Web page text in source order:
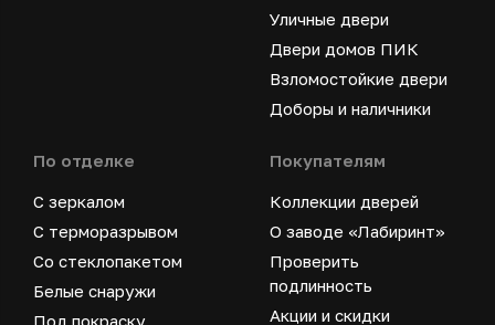
Уличные двери
Двери домов ПИК
Взломостойкие двери
Доборы и наличники
По отделке
С зеркалом
С терморазрывом
Со стеклопакетом
Белые снаружи
Под покраску
Покупателям
Коллекции дверей
О заводе «Лабиринт»
Проверить
подлинность
Акции и скидки